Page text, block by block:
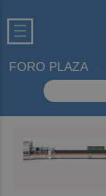
FORO PLAZA